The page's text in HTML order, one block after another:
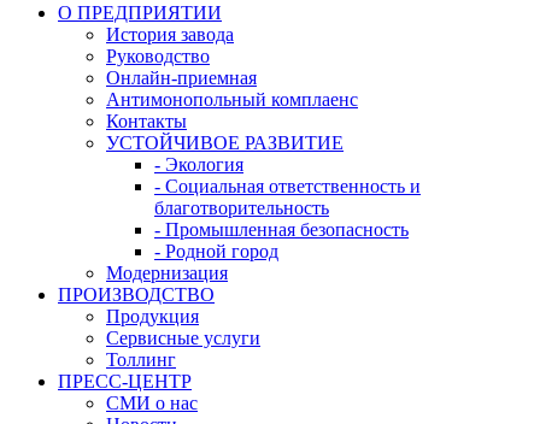
О ПРЕДПРИЯТИИ
История завода
Руководство
Онлайн-приемная
Антимонопольный комплаенс
Контакты
УСТОЙЧИВОЕ РАЗВИТИЕ
- Экология
- Социальная ответственность и
благотворительность
- Промышленная безопасность
- Родной город
Модернизация
ПРОИЗВОДСТВО
Продукция
Сервисные услуги
Толлинг
ПРЕСС-ЦЕНТР
СМИ о нас